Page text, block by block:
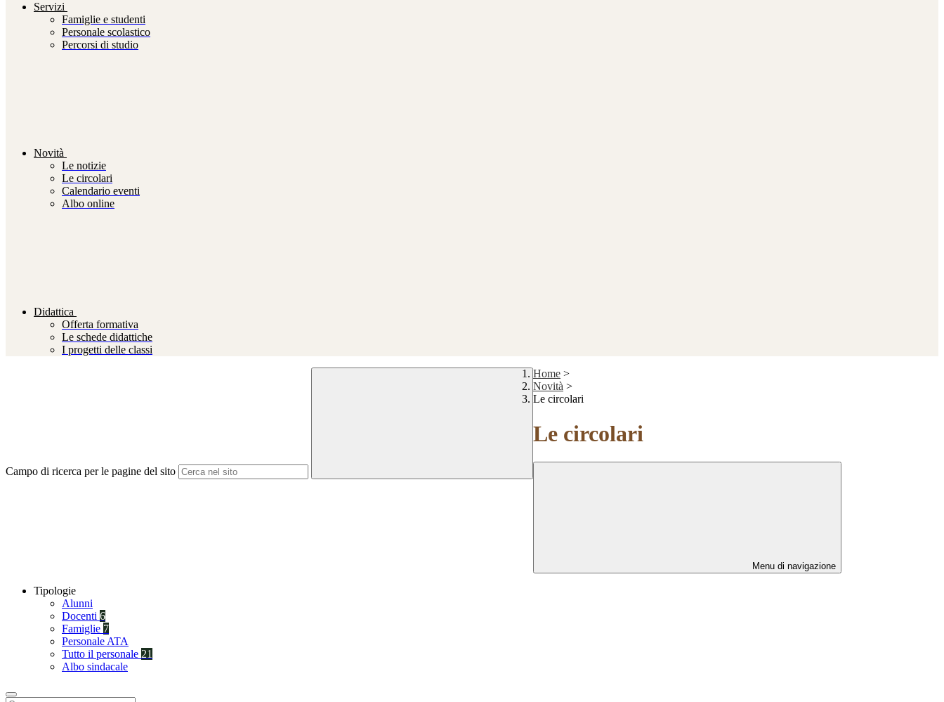
Servizi
Famiglie e studenti
Personale scolastico
Percorsi di studio
Novità
Le notizie
Le circolari
Calendario eventi
Albo online
Didattica
Offerta formativa
Le schede didattiche
I progetti delle classi
Campo di ricerca per le pagine del sito
Home >
Novità >
Le circolari
Le circolari
Menu di navigazione
Tipologie
Alunni
Docenti 6
Famiglie 7
Personale ATA
Tutto il personale 21
Albo sindacale